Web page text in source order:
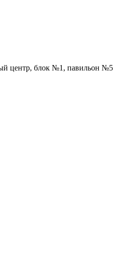
центр, блок №1, павильон №5